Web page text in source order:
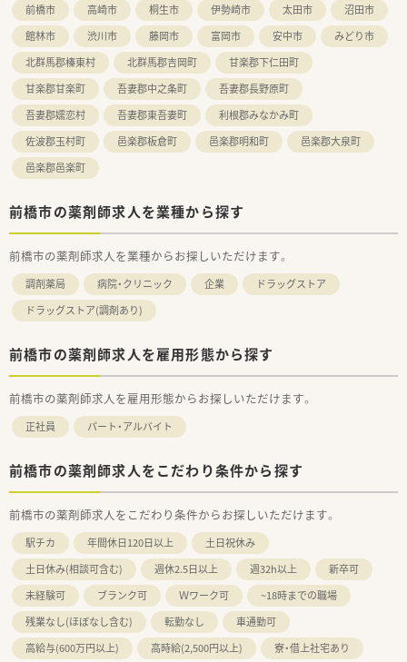
【想定される業務内容】
■処方箋に基づく調剤業務全般をお任せし、患者様一人ひとりに
寄り添った丁寧な服薬指導や薬歴管理を行っていただきます。
■電子薬歴や最新の監査システムを完備しているため、安全かつ
効率的に業務を進めることができ、過誤のリスクを軽減できま
す。
■社内で定められた研修を受けた調剤事務スタッフが在籍して
おり、薬剤師の業務を積極的にフォローアップする体制がありま
す。
【こんな方にオススメ】
立てやすく、ご家族との時間を大切にしたい方に強くお勧めしま
す。
してくれる環境で、モチベーション高く働きたい方に最適です。
■15分単位で受講できるe-ラーニングなど、自己研鑽の機会が
豊富に用意されているため、常に学び続けたい方にお勧めしま
す。
前橋市 高崎市 桐生市 伊勢崎市 太田市
沼田市
館林市
渋川市 藤岡市 富岡市 安中市
みどり市
北群馬郡榛東村
北群馬郡吉岡町
甘楽郡下仁田町
甘楽郡甘楽町
吾妻郡中之条町
吾妻郡長野原町
吾妻郡嬬恋村
吾妻郡東吾妻町
利根郡みなかみ町
佐波郡玉村町
邑楽郡板倉町 邑楽郡明和町
邑楽郡大泉町
邑楽郡邑楽町
前橋市の薬剤師求人を業種から探す
前橋市の薬剤師求人を業種からお探しいただけます。
調剤薬局 病院・クリニック 企業
ドラッグストア
ドラッグストア(調剤あり)
前橋市の薬剤師求人を雇用形態から探す
前橋市の薬剤師求人を雇用形態からお探しいただけます。
正社員 パート・アルバイト
前橋市の薬剤師求人をこだわり条件から探す
前橋市の薬剤師求人をこだわり条件からお探しいただけます。
駅チカ 年間休日120日以上
土日祝休み
土日休み(相談可含む)
週休2.5日以上 週32h以上
新卒可
未経験可
ブランク可 Ｗワーク可
~18時までの職場
残業なし(ほぼなし含む)
転勤なし
車通勤可
高給与(600万円以上)
高時給(2,500円以上)
寮・借上社宅あり